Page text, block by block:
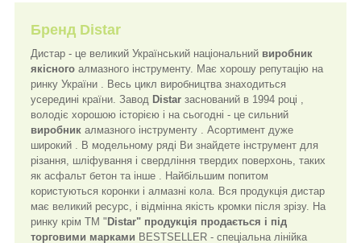
Бренд Distar
Дистар - це великий Український національний виробник
якісного алмазного інструменту. Має хорошу репутацію на
ринку України . Весь цикл виробництва знаходиться
усередині країни. Завод Distar заснований в 1994 році ,
володіє хорошою історією і на сьогодні - це сильний
виробник алмазного інструменту . Асортимент дуже
широкий . В модельному ряді Ви знайдете інструмент для
різання, шліфування і свердління твердих поверхонь, таких
як асфальт бетон та інше . Найбільшим попитом
користуються коронки і алмазні кола. Вся продукція дистар
має великий ресурс, і відмінна якість кромки після зрізу. На
ринку крім ТМ " Distar" продукція продається і під
торговими марками BESTSELLER - спеціальна лінійка